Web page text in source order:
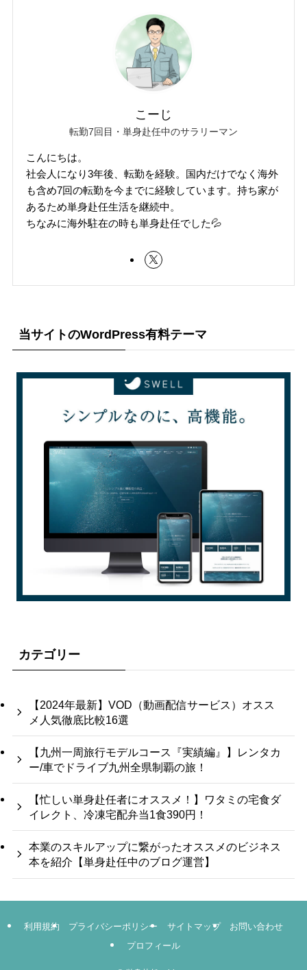
こーじ
転勤7回目・単身赴任中のサラリーマン
こんにちは。
社会人になり3年後、転勤を経験。国内だけでなく海外
も含め7回の転勤を今までに経験しています。持ち家が
あるため単身赴任生活を継続中。
ちなみに海外駐在の時も単身赴任でした💦
当サイトのWordPress有料テーマ
カテゴリー
【2024年最新】VOD（動画配信サービス）オスス
メ人気徹底比較16選
【九州一周旅行モデルコース『実績編』】レンタカ
ー/車でドライブ九州全県制覇の旅！
【忙しい単身赴任者にオススメ！】ワタミの宅食ダ
イレクト、冷凍宅配弁当1食390円！
本業のスキルアップに繋がったオススメのビジネス
本を紹介【単身赴任中のブログ運営】
利用規約 プライバシーポリシー サイトマップ
お問い合わせ
プロフィール